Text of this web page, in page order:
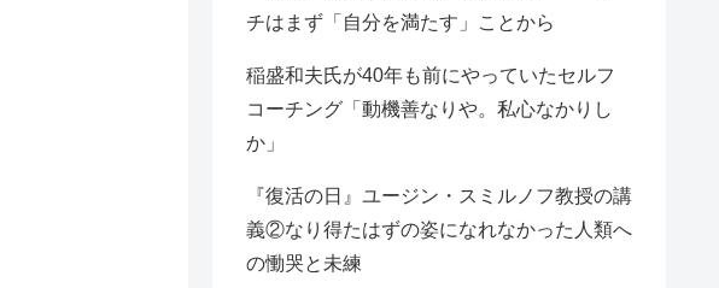
チはまず「自分を満たす」ことから
稲盛和夫氏が40年も前にやっていたセルフ
コーチング「動機善なりや。私心なかりし
か」
『復活の日』ユージン・スミルノフ教授の講
義②なり得たはずの姿になれなかった人類へ
の慟哭と未練